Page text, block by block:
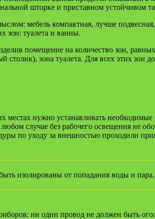
шторке и приставном устойчивом
мебель компактная, лучше
зон: туалета и ванны.
помещение на количество зон,
зона туалета. Для всех этих зон
местах нужно устанавливать
случае без рабочего освещения не
по уходу за внешностью проходили
изолированы от попадания воды и пара.
ни один провод не должен быть